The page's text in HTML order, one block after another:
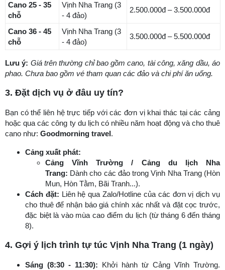
Cano 25 - 35
chỗ
Vịnh Nha Trang (3
- 4 đảo)
2.500.000đ – 3.500.000đ
Cano 36 - 45
chỗ
Vịnh Nha Trang (3
- 4 đảo)
3.500.000đ – 5.500.000đ
Lưu ý: Giá trên thường chỉ bao gồm cano, tài công, xăng dầu, áo
phao. Chưa bao gồm vé tham quan các đảo và chi phí ăn uống.
3. Đặt dịch vụ ở đâu uy tín?
Bạn có thể liên hệ trực tiếp với các đơn vị khai thác tại các cảng
hoặc qua các công ty du lịch có nhiều năm hoạt động và cho thuê
cano như: Goodmorning travel.
Cảng xuất phát:
Cảng Vĩnh Trường / Cảng du lịch Nha
Trang: Dành cho các đảo trong Vịnh Nha Trang (Hòn
Mun, Hòn Tằm, Bãi Tranh...).
Cách đặt: Liên hệ qua Zalo/Hotline của các đơn vị dịch vụ
cho thuê để nhận báo giá chính xác nhất và đặt cọc trước,
đặc biệt là vào mùa cao điểm du lịch (từ tháng 6 đến tháng
8).
4. Gợi ý lịch trình tự túc Vịnh Nha Trang (1 ngày)
Sáng (8:30 - 11:30): Khởi hành từ Cảng Vĩnh Trường.